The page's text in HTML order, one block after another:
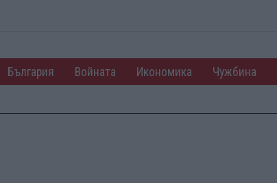
България Войната Икономика Чужбина